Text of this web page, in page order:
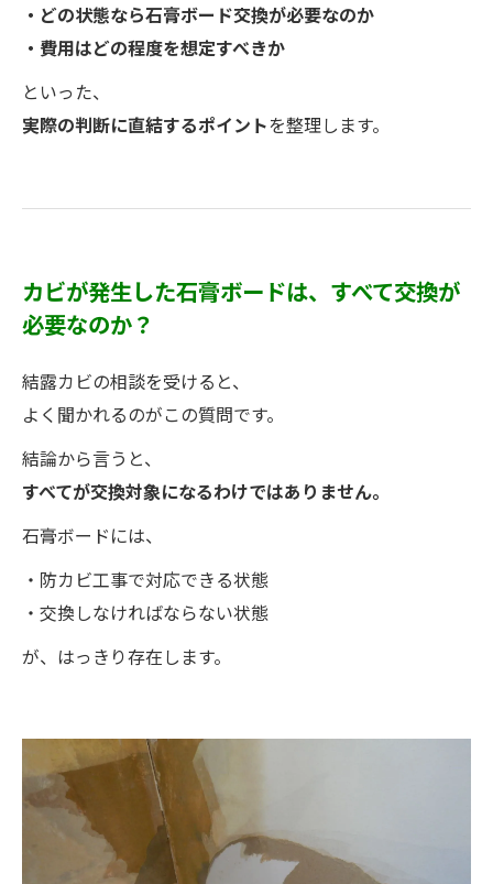
・どの状態なら石膏ボード交換が必要なのか
・費用はどの程度を想定すべきか
といった、
実際の判断に直結するポイントを整理します。
カビが発生した石膏ボードは、すべて交換が
必要なのか？
結露カビの相談を受けると、
よく聞かれるのがこの質問です。
結論から言うと、
すべてが交換対象になるわけではありません。
石膏ボードには、
・防カビ工事で対応できる状態
・交換しなければならない状態
が、はっきり存在します。